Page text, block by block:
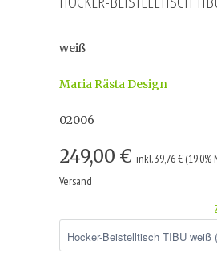
weiß
Maria Rästa Design
02006
249,00 € inkl. 39,76 € (19.0%
Versand